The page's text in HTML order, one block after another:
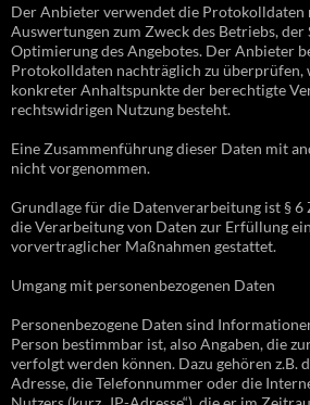
Der Anbieter verwendet die
Auswertungen zum Zweck des Betriebs,
Optimierung des Angebotes. Der Anbieter
Protokolldaten nachträglich zu überprüfen,
konkreter Anhaltspunkte der berechtigte
rechtswidrigen Nutzung besteht.
Eine Zusammenführung dieser Daten mit
nicht vorgenommen.
Grundlage für die Datenverarbeitung ist § 6
die Verarbeitung von Daten zur Erfüllung
vorvertraglicher Maßnahmen gestattet.
Umgang mit personenbezogenen Daten
Personenbezogene Daten sind
Person bestimmbar ist, also Angaben, die
verfolgt werden können. Dazu gehören z.B.
Adresse, die Telefonnummer oder die